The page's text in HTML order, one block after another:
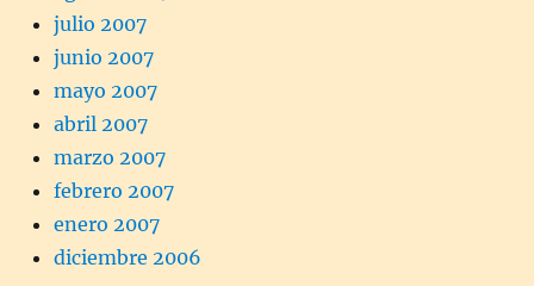
julio 2007
junio 2007
mayo 2007
abril 2007
marzo 2007
febrero 2007
enero 2007
diciembre 2006